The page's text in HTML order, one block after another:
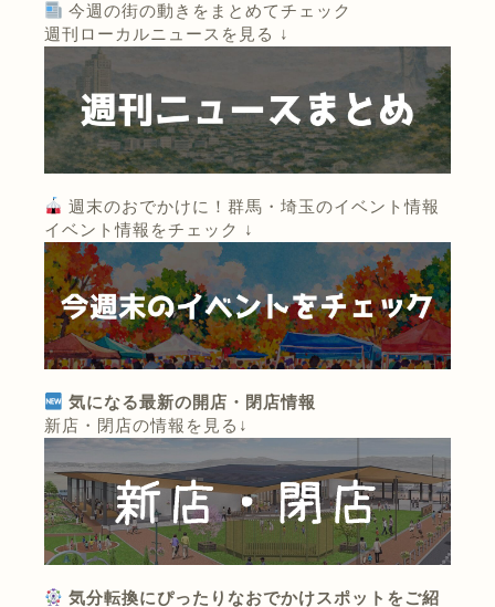
今週の街の動きをまとめてチェック
週刊ローカルニュースを見る ↓
週末のおでかけに！群馬・埼玉のイベント情報
イベント情報をチェック ↓
気になる最新の開店・閉店情報
新店・閉店の情報を見る↓
気分転換にぴったりなおでかけスポットをご紹